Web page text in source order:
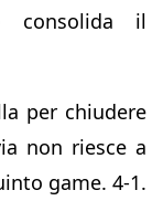
consolida il
per chiudere
non riesce a
game. 4-1.